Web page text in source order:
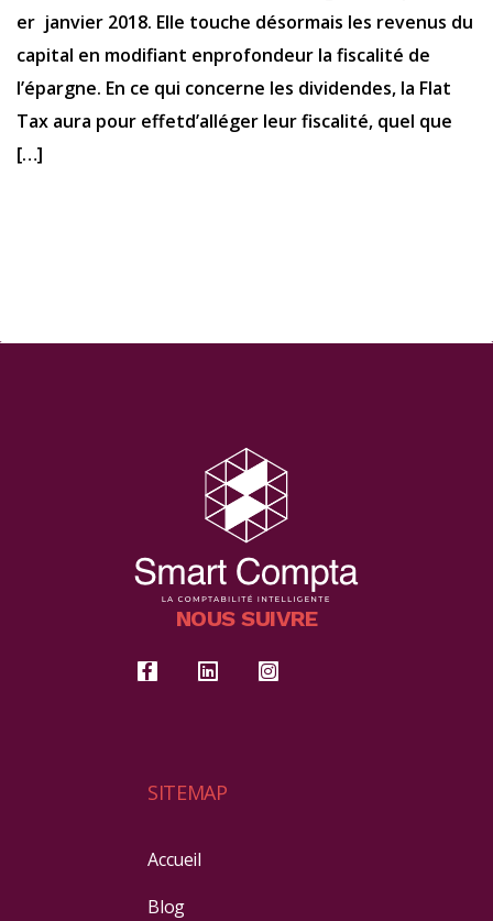
er janvier 2018. Elle touche désormais les revenus du
capital en modifiant enprofondeur la fiscalité de
l’épargne. En ce qui concerne les dividendes, la Flat
Tax aura pour effetd’alléger leur fiscalité, quel que
[…]
NOUS SUIVRE
SITEMAP
Accueil
Blog